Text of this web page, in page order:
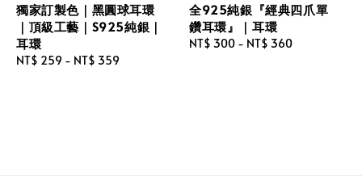
獨家訂製色｜黑圓球耳環
｜頂級工藝｜S925純銀｜
耳環
Regular
NT$ 259 - NT$ 359
全925純銀『經典四爪單
鑽耳環』｜耳環
Regular
NT$ 300 - NT$ 360